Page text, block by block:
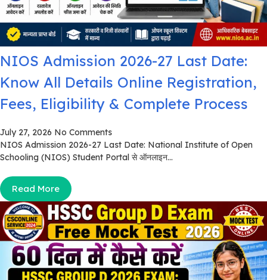
NIOS Admission 2026-27 Last Date:
Know All Details Online Registration,
Fees, Eligibility & Complete Process
July 27, 2026 No Comments
NIOS Admission 2026-27 Last Date: National Institute of Open
Schooling (NIOS) Student Portal से ऑनलाइन...
Read More